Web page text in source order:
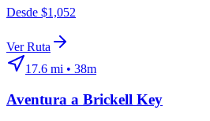
Desde $1,052
Ver Ruta
17.6 mi • 38m
Aventura a Brickell Key